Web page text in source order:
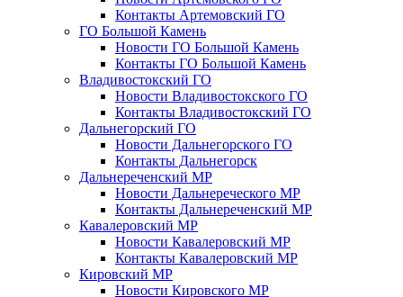
Контакты Артемовский ГО
ГО Большой Камень
Новости ГО Большой Камень
Контакты ГО Большой Камень
Владивостокский ГО
Новости Владивостокского ГО
Контакты Владивостокский ГО
Дальнегорский ГО
Новости Дальнегорского ГО
Контакты Дальнегорск
Дальнереченский МР
Новости Дальнереческого МР
Контакты Дальнереченский МР
Кавалеровский МР
Новости Кавалеровский МР
Контакты Кавалеровский МР
Кировский МР
Новости Кировского МР